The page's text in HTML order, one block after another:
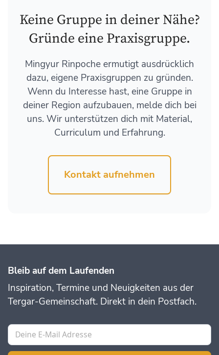
Keine Gruppe in deiner Nähe?
Gründe eine Praxisgruppe.
Mingyur Rinpoche ermutigt ausdrücklich
dazu, eigene Praxisgruppen zu gründen.
Wenn du Interesse hast, eine Gruppe in
deiner Region aufzubauen, melde dich bei
uns. Wir unterstützen dich mit Material,
Curriculum und Erfahrung.
Kontakt aufnehmen
Bleib auf dem Laufenden
Inspiration, Termine und Neuigkeiten aus der
Tergar-Gemeinschaft. Direkt in dein Postfach.